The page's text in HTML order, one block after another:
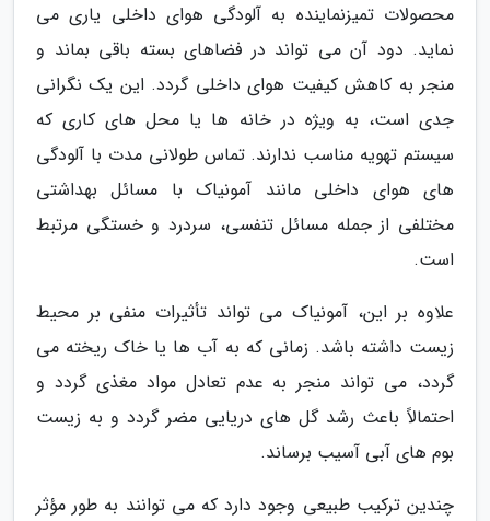
محصولات تمیزنماینده به آلودگی هوای داخلی یاری می
نماید. دود آن می تواند در فضاهای بسته باقی بماند و
منجر به کاهش کیفیت هوای داخلی گردد. این یک نگرانی
جدی است، به ویژه در خانه ها یا محل های کاری که
سیستم تهویه مناسب ندارند. تماس طولانی مدت با آلودگی
های هوای داخلی مانند آمونیاک با مسائل بهداشتی
مختلفی از جمله مسائل تنفسی، سردرد و خستگی مرتبط
است.
علاوه بر این، آمونیاک می تواند تأثیرات منفی بر محیط
زیست داشته باشد. زمانی که به آب ها یا خاک ریخته می
گردد، می تواند منجر به عدم تعادل مواد مغذی گردد و
احتمالاً باعث رشد گل های دریایی مضر گردد و به زیست
بوم های آبی آسیب برساند.
چندین ترکیب طبیعی وجود دارد که می توانند به طور مؤثر